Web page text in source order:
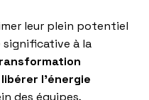
leur plein potentiel
à la
l’énergie
des équipes,